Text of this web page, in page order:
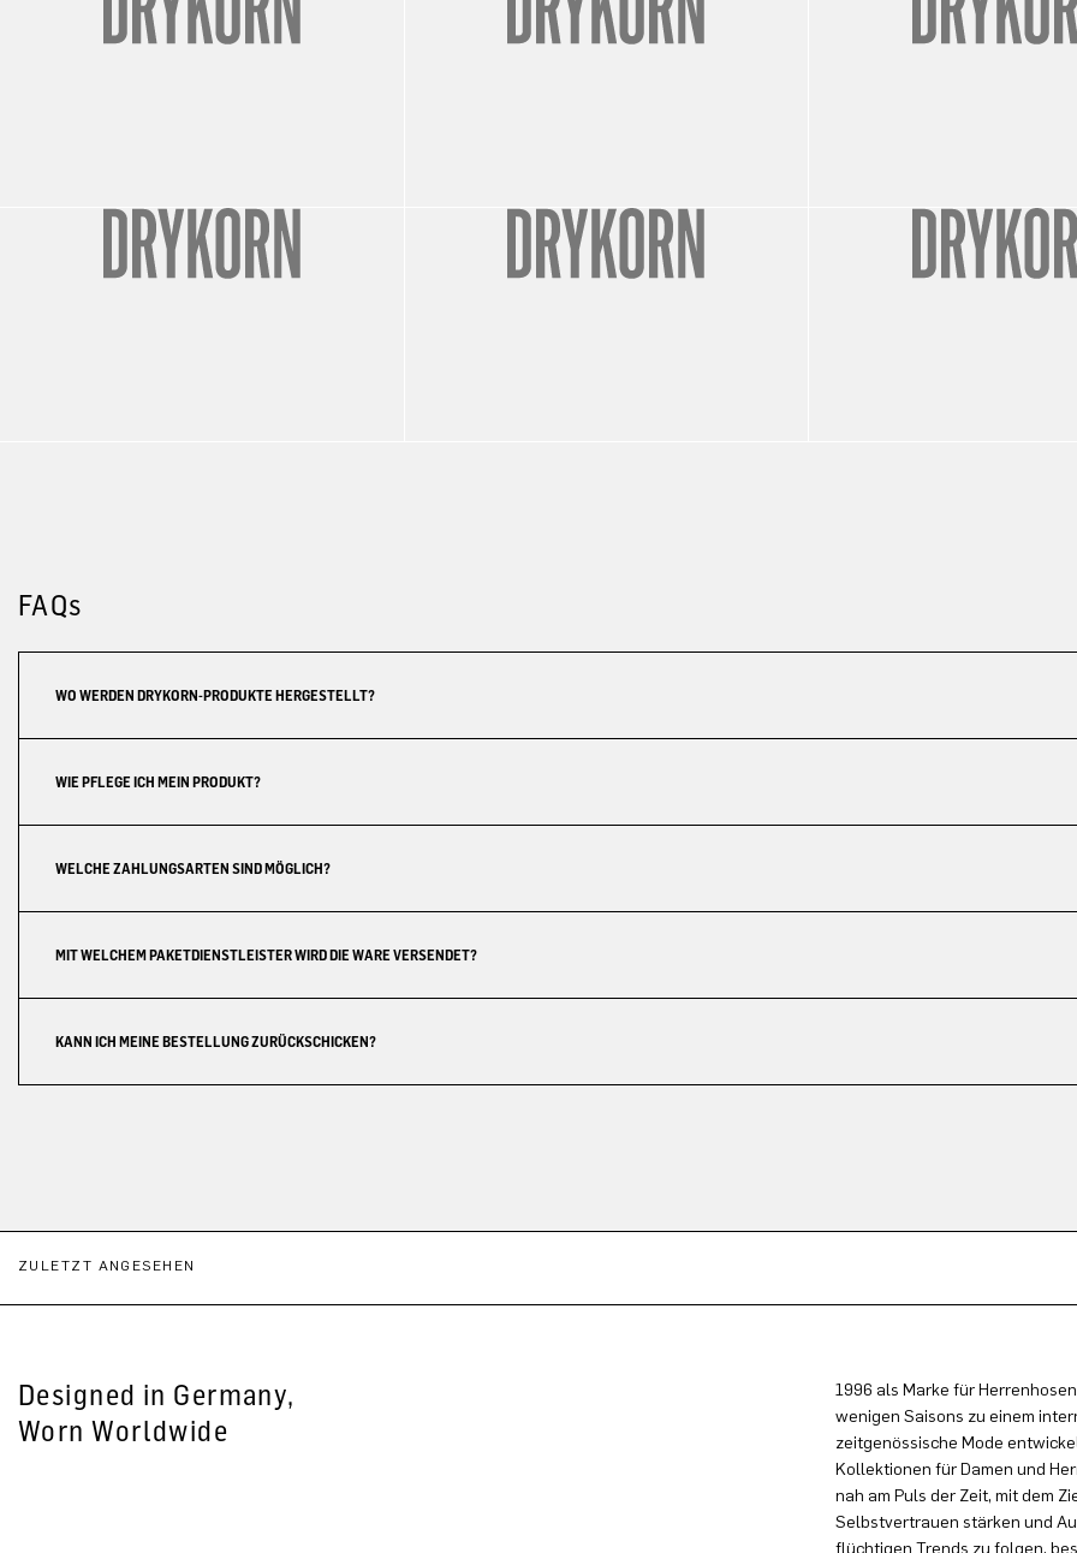
FAQs
WO WERDEN DRYKORN-PRODUKTE HERGESTELLT?
WIE PFLEGE ICH MEIN PRODUKT?
WELCHE ZAHLUNGSARTEN SIND MÖGLICH?
MIT WELCHEM PAKETDIENSTLEISTER WIRD DIE WARE VERSENDET?
KANN ICH MEINE BESTELLUNG ZURÜCKSCHICKEN?
ZULETZT ANGESEHEN
Designed in Germany,
Worn Worldwide
1996 als Marke für
wenigen Saisons zu einem
zeitgenössische Mode
Kollektionen für Damen und
nah am Puls der Zeit, mit dem
Selbstvertrauen stärken und
flüchtigen Trends zu folgen,